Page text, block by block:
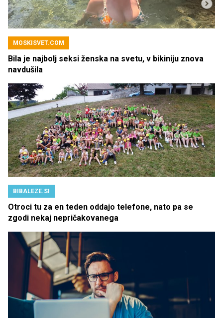
MOSKISVET.COM
Bila je najbolj seksi ženska na svetu, v bikiniju znova
navdušila
BIBALEZE.SI
Otroci tu za en teden oddajo telefone, nato pa se
zgodi nekaj nepričakovanega